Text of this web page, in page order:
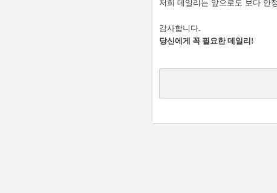
저희 데일리는 앞으로도 보다 안
감사합니다.
당신에게 꼭 필요한 데일리 !